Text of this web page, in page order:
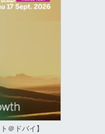
＠ドバイ】